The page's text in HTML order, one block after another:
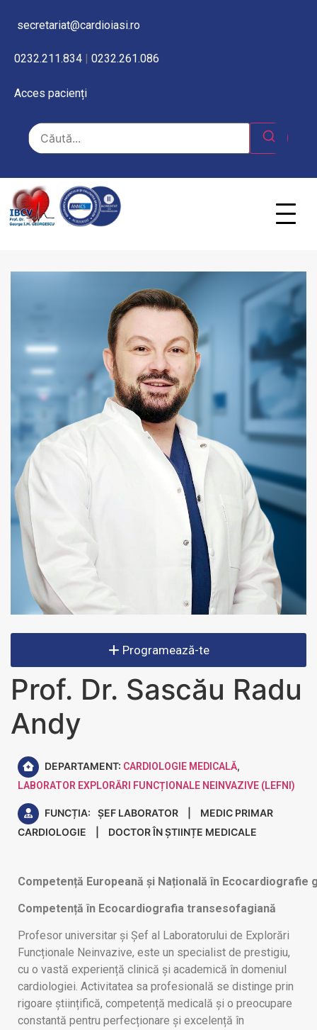
secretariat@cardioiasi.ro
0232.211.834 0232.261.086
Acces pacienți
Programează-te
Prof. Dr. Sascău Radu
Andy
DEPARTAMENT: CARDIOLOGIE MEDICALĂ,
LABORATOR EXPLORĂRI FUNCȚIONALE NEINVAZIVE (LEFNI)
FUNCȚIA: ȘEF LABORATOR
MEDIC PRIMAR
CARDIOLOGIE
DOCTOR ÎN ȘTIINȚE MEDICALE
Competență Europeană și Națională în Ecocardiografie
Competență în Ecocardiografia transesofagiană
Profesor universitar și Șef al Laboratorului de Explorări
Funcționale Neinvazive, este un specialist de prestigiu,
cu o vastă experiență clinică și academică în domeniul
cardiologiei. Activitatea sa profesională se distinge prin
rigoare științifică, competență medicală și o preocupare
constantă pentru perfecționare și excelență în